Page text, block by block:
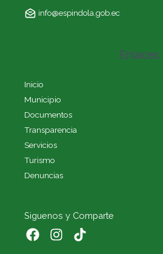
info@espindola.gob.ec
Enlaces
Inicio
Municipio
Documentos
Transparencia
Servicios
Turismo
Denuncias
Siguenos y Comparte